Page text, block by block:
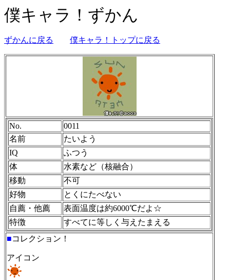
僕キャラ！ずかん
ずかんに戻る 僕キャラ！トップに戻る
No.
0011
名前
たいよう
IQ
ふつう
体
水素など（核融合）
移動
不可
好物
とくにたべない
自薦・他薦
表面温度は約6000℃だよ☆
特徴
すべてに等しく与えたまえる
■コレクション！
アイコン